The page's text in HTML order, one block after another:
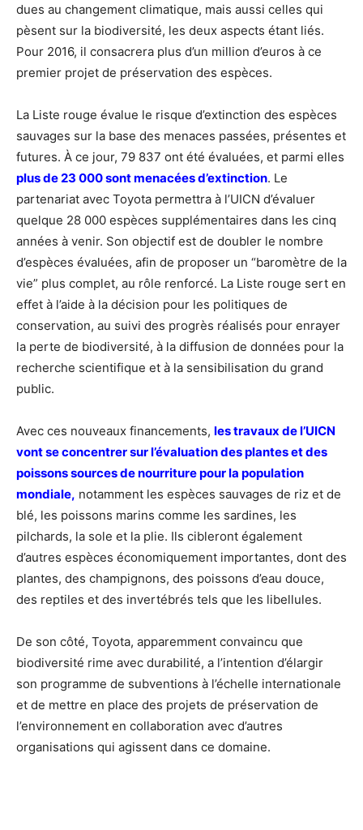
dues au changement climatique, mais aussi celles qui
pèsent sur la biodiversité, les deux aspects étant liés.
Pour 2016, il consacrera plus d’un million d’euros à ce
premier projet de préservation des espèces.
La Liste rouge évalue le risque d’extinction des espèces
sauvages sur la base des menaces passées, présentes et
futures. À ce jour, 79 837 ont été évaluées, et parmi elles
plus de 23 000 sont menacées d’extinction. Le
partenariat avec Toyota permettra à l’UICN d’évaluer
quelque 28 000 espèces supplémentaires dans les cinq
années à venir. Son objectif est de doubler le nombre
d’espèces évaluées, afin de proposer un “baromètre de la
vie” plus complet, au rôle renforcé. La Liste rouge sert en
effet à l’aide à la décision pour les politiques de
conservation, au suivi des progrès réalisés pour enrayer
la perte de biodiversité, à la diffusion de données pour la
recherche scientifique et à la sensibilisation du grand
public.
Avec ces nouveaux financements, les travaux de l’UICN
vont se concentrer sur l’évaluation des plantes et des
poissons sources de nourriture pour la population
mondiale, notamment les espèces sauvages de riz et de
blé, les poissons marins comme les sardines, les
pilchards, la sole et la plie. Ils cibleront également
d’autres espèces économiquement importantes, dont des
plantes, des champignons, des poissons d’eau douce,
des reptiles et des invertébrés tels que les libellules.
De son côté, Toyota, apparemment convaincu que
biodiversité rime avec durabilité, a l’intention d’élargir
son programme de subventions à l’échelle internationale
et de mettre en place des projets de préservation de
l’environnement en collaboration avec d’autres
organisations qui agissent dans ce domaine.